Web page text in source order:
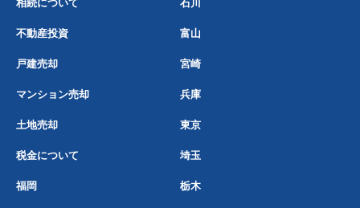
不動産投資 富山
戸建売却 宮崎
マンション売却 兵庫
土地売却 東京
税金について 埼玉
福岡 栃木